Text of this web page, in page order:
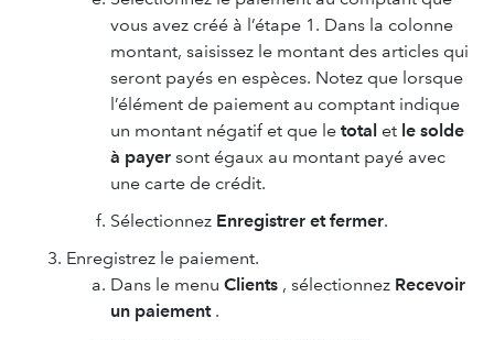
vous avez créé à l’étape 1. Dans la colonne
montant, saisissez le montant des articles qui
seront payés en espèces. Notez que lorsque
l’élément de paiement au comptant indique
un montant négatif et que le total et le solde
à payer sont égaux au montant payé avec
une carte de crédit.
Sélectionnez Enregistrer et fermer.
Enregistrez le paiement.
Dans le menu Clients , sélectionnez Recevoir
un paiement.